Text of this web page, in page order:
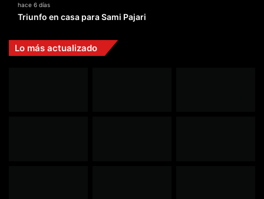
hace 6 días
Triunfo en casa para Sami Pajari
Lo más actualizado